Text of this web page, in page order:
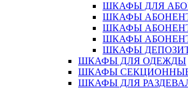
ШКАФЫ ДЛЯ
ШКАФЫ
ШКАФЫ
ШКАФЫ
ШКАФЫ
ШКАФЫ ДЛЯ ОДЕЖДЫ
ШКАФЫ
ШКАФЫ ДЛЯ